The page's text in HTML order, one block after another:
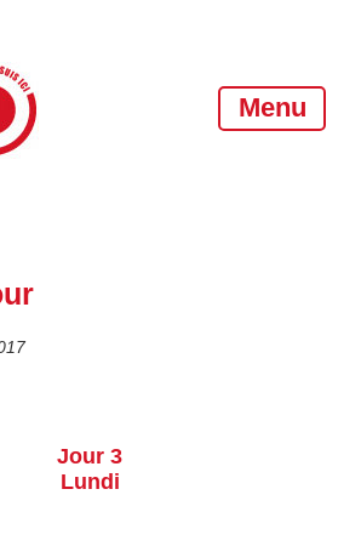
ICI — Léo HenryMenu
Jour 3
Lundi